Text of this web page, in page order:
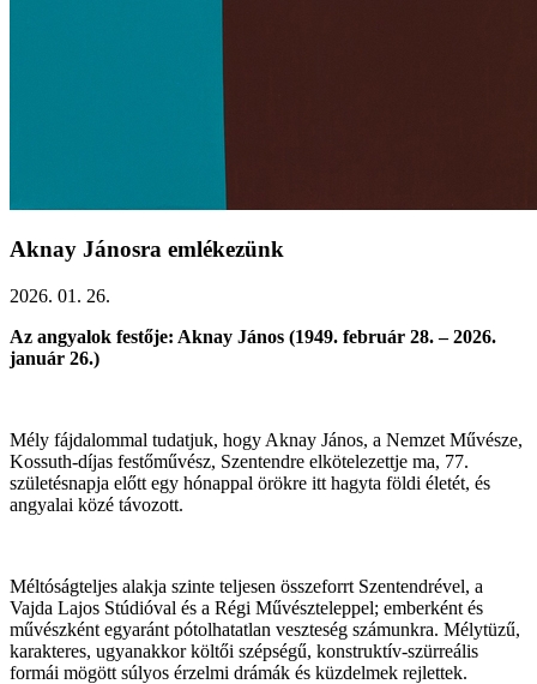
Aknay Jánosra emlékezünk
2026. 01. 26.
Az angyalok festője: Aknay János (1949. február 28. – 2026.
január 26.)
Mély fájdalommal tudatjuk, hogy Aknay János, a Nemzet Művésze,
Kossuth-díjas festőművész, Szentendre elkötelezettje ma, 77.
születésnapja előtt egy hónappal örökre itt hagyta földi életét, és
angyalai közé távozott.
Méltóságteljes alakja szinte teljesen összeforrt Szentendrével, a
Vajda Lajos Stúdióval és a Régi Művészteleppel; emberként és
művészként egyaránt pótolhatatlan veszteség számunkra. Mélytüzű,
karakteres, ugyanakkor költői szépségű, konstruktív-szürreális
formái mögött súlyos érzelmi drámák és küzdelmek rejlettek.